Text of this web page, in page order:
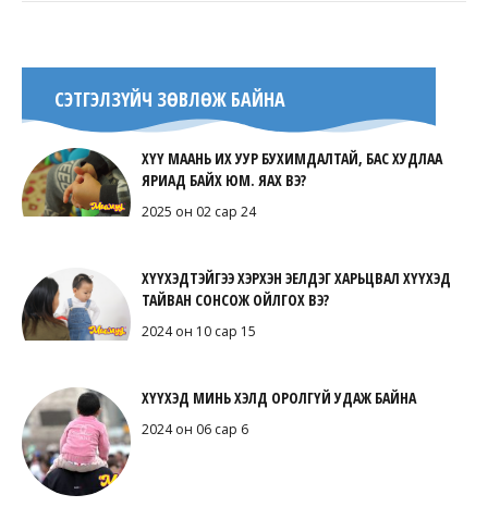
СЭТГЭЛЗҮЙЧ ЗӨВЛӨЖ БАЙНА
ХҮҮ МААНЬ ИХ УУР БУХИМДАЛТАЙ, БАС ХУДЛАА
ЯРИАД БАЙХ ЮМ. ЯАХ ВЭ?
2025 он 02 сар 24
ХҮҮХЭДТЭЙГЭЭ ХЭРХЭН ЭЕЛДЭГ ХАРЬЦВАЛ ХҮҮХЭД
ТАЙВАН СОНСОЖ ОЙЛГОХ ВЭ?
2024 он 10 сар 15
ХҮҮХЭД МИНЬ ХЭЛД ОРОЛГҮЙ УДАЖ БАЙНА
2024 он 06 сар 6